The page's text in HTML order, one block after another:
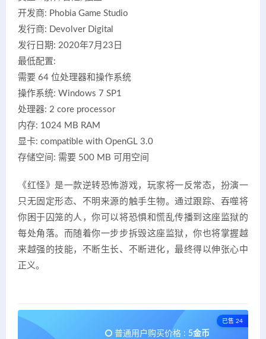
开发商: Phobia Game Studio
发行商: Devolver Digital
发行日期: 2020年7月23日
最低配置:
需要 64 位处理器和操作系统
操作系统: Windows 7 SP1
处理器: 2 core processor
内存: 1024 MB RAM
显卡: compatible with OpenGL 3.0
存储空间: 需要 500 MB 可用空间
《红怪》是一款逆转恐怖游戏，玩家将一反常态，扮演一
只无固定形态、不明来源的触手生物。通过跟踪、吞噬将
你困于囚笼的人，你可以将恐惧和慌乱传播到这座监狱的
每处角落。而随着你一步步拆毁这座监狱，你也将掌握越
来越强的技能，不断生长、不断进化，最终得以伸张心中
正义。
已售 24
普通用户购买价格 : 5金币